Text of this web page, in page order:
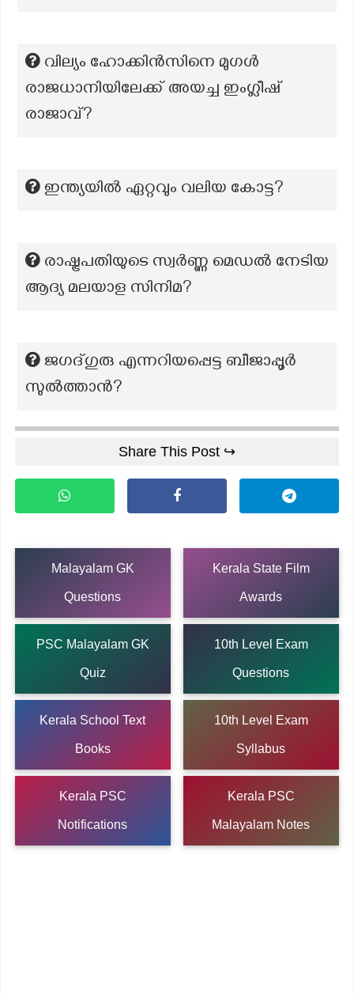
വില്യം ഹോക്കിൻസിനെ മുഗൾ
രാജധാനിയിലേക്ക് അയച്ച ഇംഗ്ലീഷ്
രാജാവ്?
ഇന്ത്യയിൽ ഏറ്റവും വലിയ കോട്ട?
രാഷ്ട്രപതിയുടെ സ്വര്‍ണ്ണ മെഡല്‍ നേടിയ
ആദ്യ മലയാള സിനിമ?
ജഗദ്ഗുരു എന്നറിയപ്പെട്ട ബീജാപ്പൂർ
സുൽത്താൻ?
Share This Post ↪
Malayalam GK
Questions
Kerala State Film
Awards
PSC Malayalam GK
Quiz
10th Level Exam
Questions
Kerala School Text
Books
10th Level Exam
Syllabus
Kerala PSC
Notifications
Kerala PSC
Malayalam Notes